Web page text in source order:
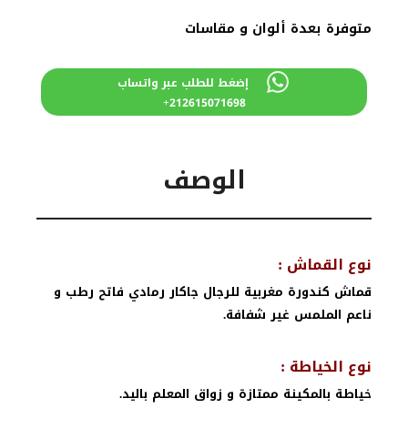
متوفرة بعدة ألوان و مقاسات
إضغط للطلب عبر واتساب
212615071698+
الوصف
نوع القماش :
قماش كندورة مغربية للرجال جاكار رمادي فاتح رطب و
ناعم الملمس غير شفافة.
نوع الخياطة :
خياطة بالمكينة ممتازة و زواق المعلم باليد.